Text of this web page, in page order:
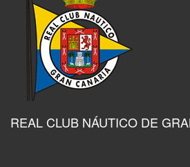
REAL CLUB NÁUTICO DE